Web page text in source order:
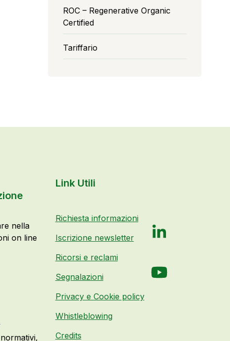
ROC – Regenerative Organic
Certified
Tariffario
nella
on line
Link Utili
Richiesta informazioni
Iscrizione newsletter
Ricorsi e reclami
Segnalazioni
Privacy e Cookie policy
Whistleblowing
Credits
LinkedIn
YouTube